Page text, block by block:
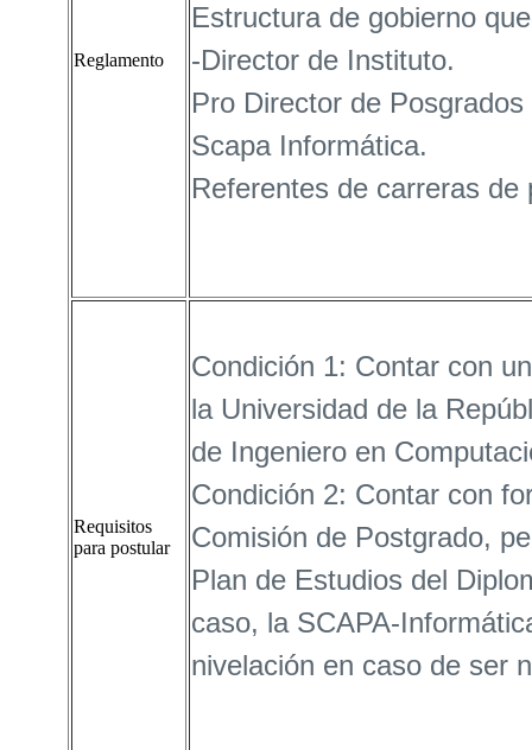
Reglamento
Estructura de gobierno
-Director de Instituto.
Pro Director de Posgrados
Scapa Informática.
Referentes de carreras de
Requisitos
para postular
Condición 1: Contar con
la Universidad de la
de Ingeniero en
Condición 2: Contar con
Comisión de Postgrado,
Plan de Estudios del
caso, la SCAPA-
nivelación en caso de ser